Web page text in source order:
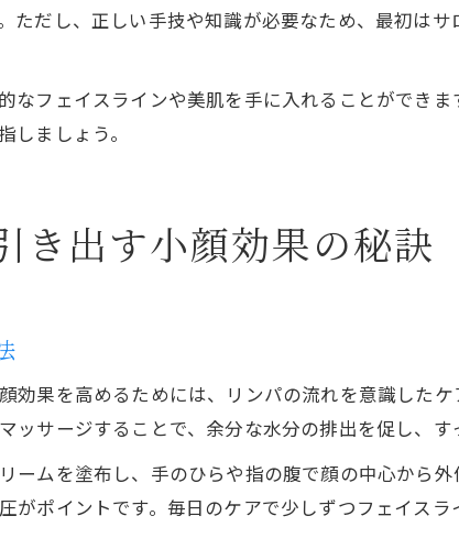
ただし、正しい手技や知識が必要なため、最初は
なフェイスラインや美肌を手に入れることができ
ましょう。
き出す小顔効果の秘訣
効果を高めるためには、リンパの流れを意識した
サージすることで、余分な水分の排出を促し、す
ームを塗布し、手のひらや指の腹で顔の中心から
ポイントです。毎日のケアで少しずつフェイスラ